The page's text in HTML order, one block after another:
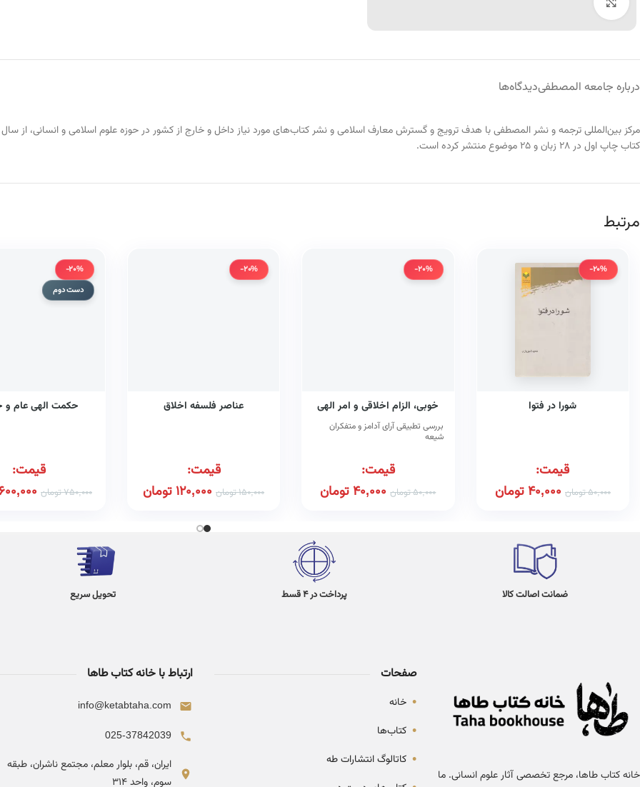
درباره جامعه المصطفیدیدگاه‌ها
کتاب چاپ اول در ۲۸ زبان و ۲۵ موضوع منتشر کرده است.
مرتبط
-20%
شورا در فتوا
قیمت:
50,000تومان 40,000تومان
-20%
خوبی، الزام اخلاقی و امر الهی
بررسی تطبیقی آرای آدامز و متفکران
شیعه
قیمت:
50,000تومان 40,000تومان
-20%
عناصر فلسفه اخلاق
قیمت:
150,000تومان 120,000تومان
-20%
دست دوم
حکمت الهی عام
قیمت:
750,000تومان 600,000
ضمانت اصالت کالا پرداخت در 4 قسط تحویل سریع
خانه کتاب طاها، مرجع تخصصی آثار علوم انسانی. ما
صفحات
• خانه
• کتاب‌ها
• کاتالوگ انتشارات طه
ارتباط با خانه کتاب طاها
info@ketabtaha.com
025-37842039
ایران، قم، بلوار معلم، مجتمع ناشران، طبقه
سوم، واحد ۳۱۴